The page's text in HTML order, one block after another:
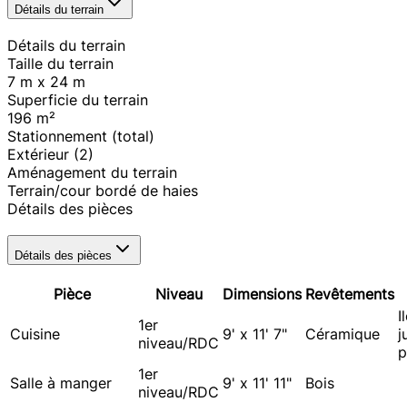
Détails du terrain
Détails du terrain
Taille du terrain
7 m x 24 m
Superficie du terrain
196 m²
Stationnement (total)
Extérieur (2)
Aménagement du terrain
Terrain/cour bordé de haies
Détails des pièces
Détails des pièces
Pièce Niveau Dimensions Revêtements
Cuisine
1er
niveau/RDC 9' x 11' 7" Céramique
Salle à manger
1er
niveau/RDC 9' x 11' 11" Bois